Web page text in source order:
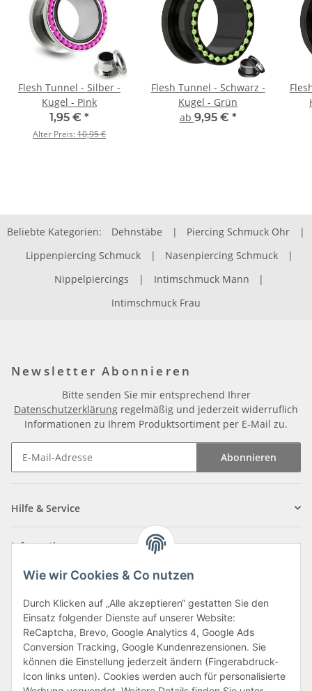
Wie wir Cookies & Co nutzen
Durch Klicken auf „Alle akzeptieren“ gestatten Sie den
Einsatz folgender Dienste auf unserer Website:
ReCaptcha, Brevo, Google Analytics 4, Google Ads
Conversion Tracking, Google Kundenrezensionen. Sie
können die Einstellung jederzeit ändern (Fingerabdruck-
Icon links unten). Cookies werden auch für personalisierte
Flesh Tunnel - Silber -
Kugel - Pink
1,95 € *
Alter Preis:10,95 €
Flesh Tunnel - Schwarz -
Kugel - Grün
ab 9,95 € *
Beliebte Kategorien: Dehnstäbe | Piercing Schmuck Ohr
|
Lippenpiercing Schmuck
| Nasenpiercing Schmuck
|
Nippelpiercings
| Intimschmuck Mann
|
Intimschmuck Frau
Newsletter Abonnieren
Bitte senden Sie mir entsprechend Ihrer
Datenschutzerklärung regelmäßig und jederzeit widerruflich
Informationen zu Ihrem Produktsortiment per E-Mail zu.
Abonnieren
Hilfe & Service
Informationen
Zahlungsarten